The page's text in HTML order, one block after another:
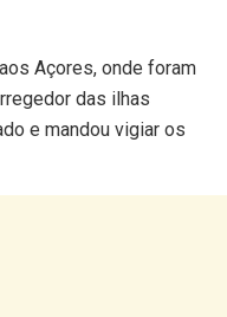
Açores, onde foram
das ilhas
e mandou vigiar os